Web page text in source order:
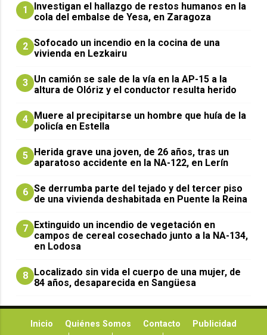
1
Investigan el hallazgo de restos humanos en la
cola del embalse de Yesa, en Zaragoza
2 Sofocado un incendio en la cocina de una
vivienda en Lezkairu
3 Un camión se sale de la vía en la AP-15 a la
altura de Olóriz y el conductor resulta herido
4
Muere al precipitarse un hombre que huía de la
policía en Estella
5
Herida grave una joven, de 26 años, tras un
aparatoso accidente en la NA-122, en Lerín
6 Se derrumba parte del tejado y del tercer piso
de una vivienda deshabitada en Puente la Reina
7
Extinguido un incendio de vegetación en
campos de cereal cosechado junto a la NA-134,
en Lodosa
8
Localizado sin vida el cuerpo de una mujer, de
84 años, desaparecida en Sangüesa
Inicio Quiénes Somos Contacto
Publicidad